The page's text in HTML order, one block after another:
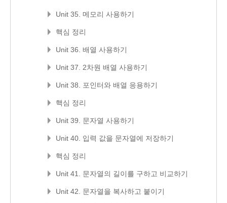
Unit 35. 메모리 사용하기
핵심 정리
Unit 36. 배열 사용하기
Unit 37. 2차원 배열 사용하기
Unit 38. 포인터와 배열 응용하기
핵심 정리
Unit 39. 문자열 사용하기
Unit 40. 입력 값을 문자열에 저장하기
핵심 정리
Unit 41. 문자열의 길이를 구하고 비교하기
Unit 42. 문자열을 복사하고 붙이기